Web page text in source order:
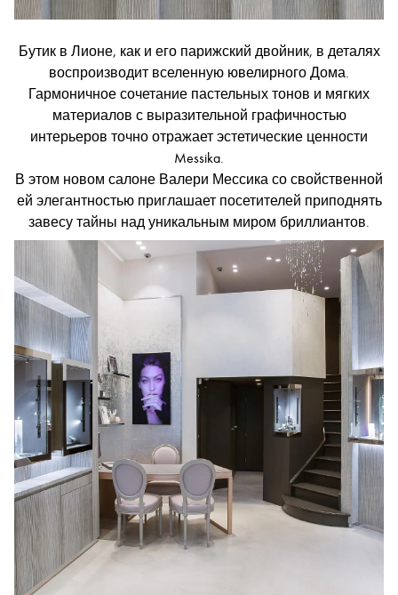
Бутик в Лионе, как и его парижский двойник, в деталях
воспроизводит вселенную ювелирного Дома.
Гармоничное сочетание пастельных тонов и мягких
материалов с выразительной графичностью
интерьеров точно отражает эстетические ценности
Messika.
В этом новом салоне Валери Мессика со свойственной
ей элегантностью приглашает посетителей приподнять
завесу тайны над уникальным миром бриллиантов.